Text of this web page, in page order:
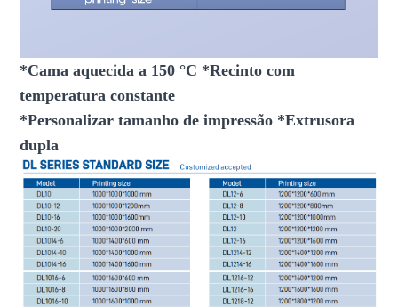
*Cama aquecida a 150 °C *Recinto com
temperatura constante
*Personalizar tamanho de impressão *Extrusora
dupla